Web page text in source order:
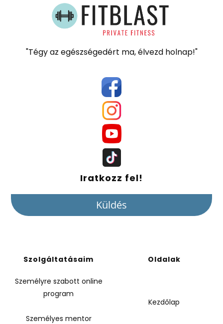
"Tégy az egészségedért ma, élvezd holnap!"
Szolgáltatásaim
Személyre szabott online
program
Személyes mentor
Oldalak
Kezdőlap
Iratkozz fel!
Küldés